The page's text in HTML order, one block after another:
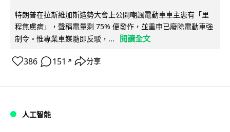
特朗普在拉斯維加斯造勢大會上公開嘲諷電動車車主患有「里
程焦慮病」，聲稱電量剩 75% 便發作，並重申已廢除電動車強
制令。惟專業車媒隨即反駁，...
閱讀全文
386 151 ↗ 分享
人工智能